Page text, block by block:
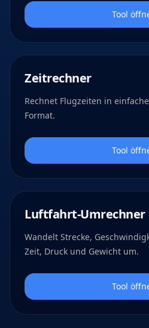
Tool
Zeitrechner
Rechnet Flugzeiten in
Format.
Tool
Luftfahrt-Umrechner
Wandelt Strecke,
Zeit, Druck und Gewicht um.
Tool